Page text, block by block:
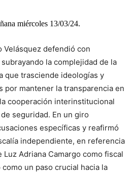
miércoles 13/03/24.
pic.twitter.com/659cluJZ8n
🇨🇴 (@SenadoGovCo)
Velásquez defendió con
la complejidad de la
que trasciende ideologías y
por mantener la transparencia en
cooperación interinstitucional
seguridad. En un giro
específicas y reafirmó
independiente, en referencia
Adriana Camargo como fiscal
un paso crucial hacia la